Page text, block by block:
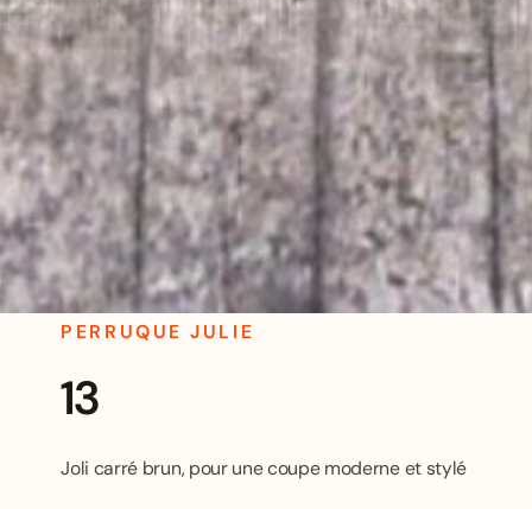
PERRUQUE JULIE
13
Joli carré brun, pour une coupe moderne et stylé